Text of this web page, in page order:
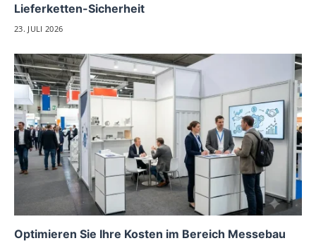
Lieferketten-Sicherheit
23. JULI 2026
Optimieren Sie Ihre Kosten im Bereich Messebau